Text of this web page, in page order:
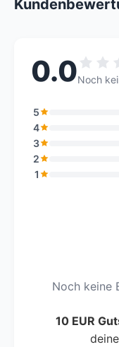
0.0Noch
5
4
3
2
1
Noch keine
10 EUR